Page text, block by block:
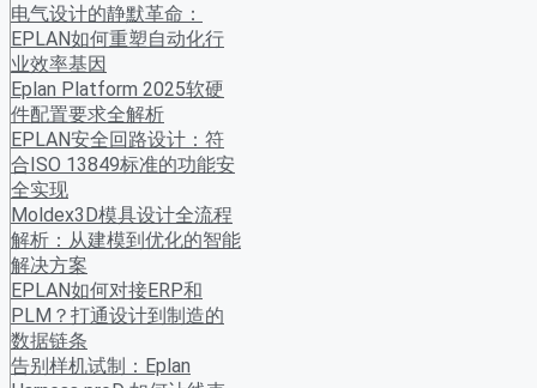
电气设计的静默革命：
EPLAN如何重塑自动化行
业效率基因
Eplan Platform 2025软硬
件配置要求全解析
EPLAN安全回路设计：符
合ISO 13849标准的功能安
全实现
Moldex3D模具设计全流程
解析：从建模到优化的智能
解决方案
EPLAN如何对接ERP和
PLM？打通设计到制造的
数据链条
告别样机试制：Eplan